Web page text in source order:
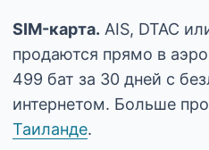
SIM-карта. AIS, DTAC
продаются прямо в
499 бат за 30 дней с
интернетом. Больше про
Таиланде.